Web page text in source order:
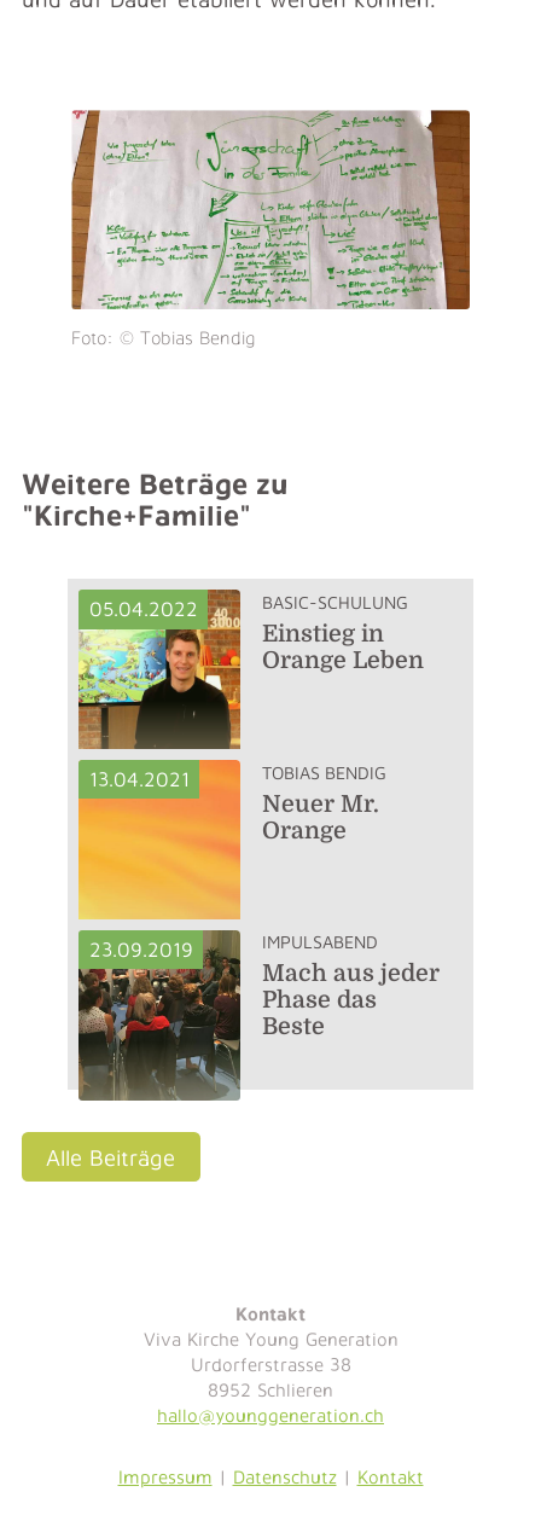
Foto: © Tobias Bendig
Weitere Beträge zu
"Kirche+Familie"
05.04.2022 BASIC-SCHULUNG
Einstieg in
Orange Leben
13.04.2021 TOBIAS BENDIG
Neuer Mr.
Orange
23.09.2019 IMPULSABEND
Mach aus jeder
Phase das
Beste
Alle Beiträge
Kontakt
Viva Kirche Young Generation
Urdorferstrasse 38
8952 Schlieren
hallo@younggeneration.ch
Impressum | Datenschutz| Kontakt